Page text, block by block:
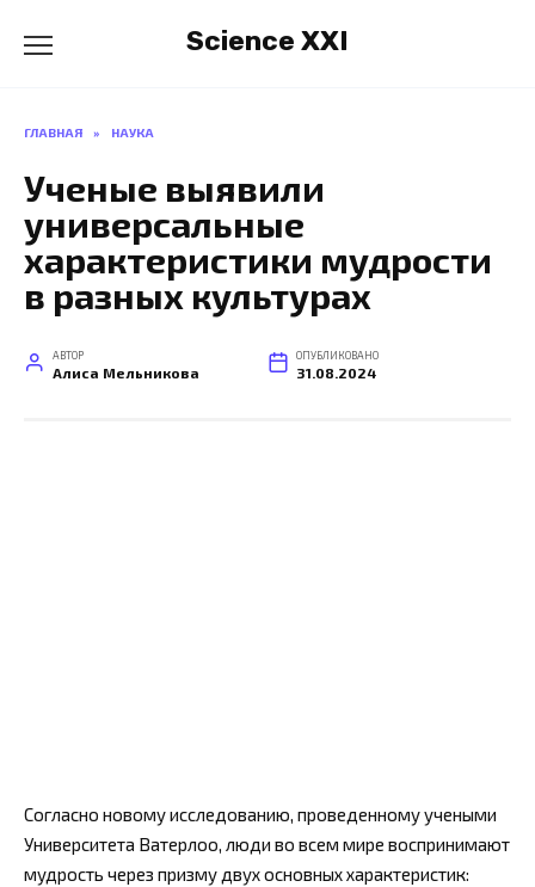
содержанию
Science XXI
ГЛАВНАЯ » НАУКА
Ученые выявили
универсальные
характеристики мудрости
в разных культурах
АВТОР
Алиса Мельникова
ОПУБЛИКОВАНО
31.08.2024
Согласно новому исследованию, проведенному учеными
Университета Ватерлоо, люди во всем мире воспринимают
мудрость через призму двух основных характеристик: